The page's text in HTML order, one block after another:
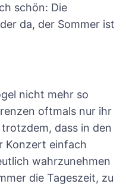
schön: Die
da, der Sommer ist
nicht mehr so
oftmals nur ihr
dass in den
Konzert einfach
wahrzunehmen
die Tageszeit, zu